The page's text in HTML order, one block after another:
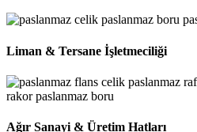
Liman & Tersane İşletmeciliği
Ağır Sanayi & Üretim Hatları